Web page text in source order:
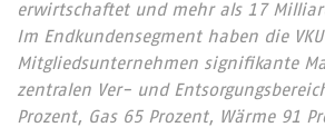
erwirtschaftet und mehr als 17
Im Endkundensegment haben die
Mitgliedsunternehmen signifikante
zentralen Ver- und
Prozent, Gas 65 Prozent, Wärme 91